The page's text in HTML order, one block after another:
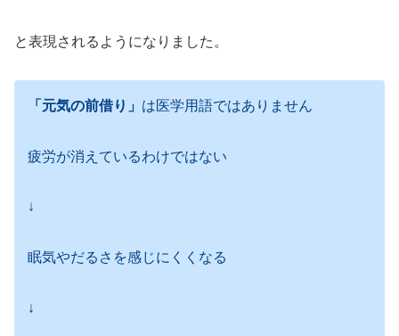
と表現されるようになりました。
「元気の前借り」 は医学用語ではありません
疲労が消えているわけではない
↓
眠気やだるさを感じにくくなる
↓